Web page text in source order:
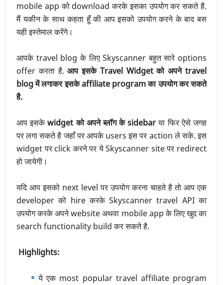
mobile app को download करके इसका उपयोग कर सकते है.
मैं यकीन के साथ कहता हूँ की आप इसको उपयोग करने के बाद बस
यही इस्तेमाल करेंगे।
आपके travel blog के लिए Skyscanner बहुत सारे options
offer करता है.आप इसके Travel Widget को अपने travel
blog में लगाकर इसके affiliate program का उपयोग कर सकते
है.
आप इसकेwidget को अपने ब्लॉग के sidebarया फिर ऐसे जगह
पर लगा सकते है जहाँ पर आपके users इस पर action ले सके. इस
widget पर click करने पर ये Skyscanner site पर redirect
हो जायेगी।
यदि आप इसको next level पर उपयोग करना चाहते है तो आप एक
developer को hire करके Skyscanner travel API का
उपयोग करके अपने website अथवा mobile app के लिए खुद का
search functionality build कर सकते है.
Highlights:
ये एक most popular travel affiliate program